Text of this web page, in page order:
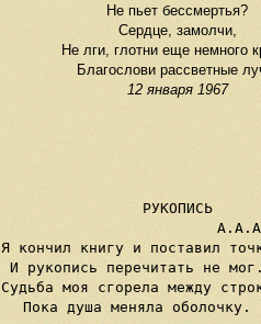
Не пьет бессмертья?
Сердце, замолчи,
Не лги, глотни еще немного
Благослови рассветные
12 января 1967
РУКОПИСЬ
Я кончил книгу и поставил
И рукопись перечитать не
Судьба моя сгорела между
Пока душа меняла оболочку.